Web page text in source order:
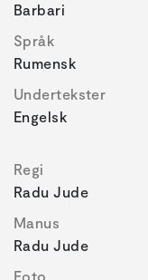
Barbari
Språk
Rumensk
Undertekster
Engelsk
Regi
Radu Jude
Manus
Radu Jude
Foto